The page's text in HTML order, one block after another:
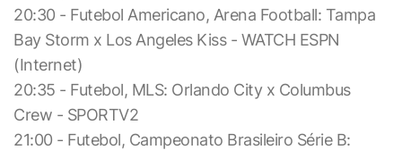
20:30 - Futebol Americano, Arena Football: Tampa
Bay Storm x Los Angeles Kiss - WATCH ESPN
(Internet)
20:35 - Futebol, MLS: Orlando City x Columbus
Crew - SPORTV2
21:00 - Futebol, Campeonato Brasileiro Série B: